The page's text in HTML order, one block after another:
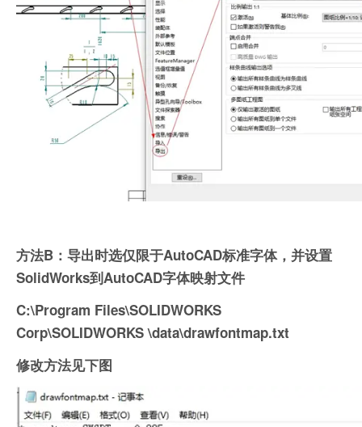
方法B：导出时选仅限于AutoCAD标准字体，并设置
SolidWorks到AutoCAD字体映射文件
C:\Program Files\SOLIDWORKS
Corp\SOLIDWORKS \data\drawfontmap.txt
修改方法见下图